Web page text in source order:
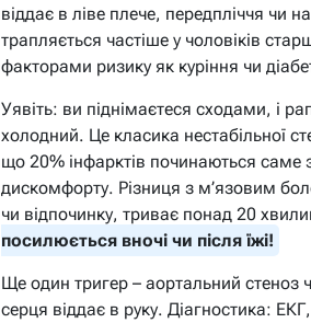
віддає в ліве плече, передпліччя чи
трапляється частіше у чоловіків
факторами ризику як куріння чи
Уявіть: ви піднімаєтеся сходами, і
холодний. Це класика нестабільної
що 20% інфарктів починаються саме
дискомфорту. Різниця з м’язовим
чи відпочинку, триває понад 20
посилюється вночі чи після їжі!
Ще один тригер – аортальний стеноз
серця віддає в руку. Діагностика: